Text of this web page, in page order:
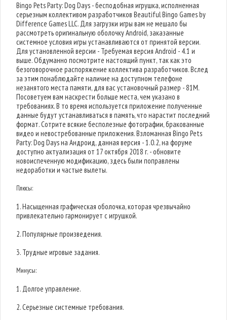
Bingo Pets Party: Dog Days - бесподобная игрушка, исполненная
серьезным коллективом разработчиков Beautiful Bingo Games by
Difference Games LLC. Для загрузки игры вам не мешало бы
рассмотреть оригинальную оболочку Android, заказанные
системное условия игры устанавливаются от принятой версии.
Для установленной версии - Требуемая версия Android - 4.1 и
выше. Обдуманно посмотрите настоящий пункт, так как это
безоговорочное распоряжение коллектива разработчиков. Вслед
за этим понаблюдайте наличие на доступном телефоне
незанятого места памяти, для вас установочный размер - 81M.
Посоветуем вам наскрести больше места, чем указано в
требованиях. В то время используется приложение полученные
данные будут устанавливаться в память, что нарастит последний
формат. Сотрите всякие бесполезные фотографии, бракованные
видео и невостребованные приложения. Взломанная Bingo Pets
Party: Dog Days на Андроид, данная версия - 1.0.2, на форуме
доступно актуализация от 17 октября 2018 г. - обновите
новоиспеченную модификацию, здесь были поправлены
недоработки и частые вылеты.
Плюсы:
1. Насыщенная графическая оболочка, которая чрезвычайно
привлекательно гармонирует с игрушкой.
2. Популярные произведения.
3. Трудные игровые задания.
Минусы:
1. Долгое управление.
2. Серьезные системные требования.